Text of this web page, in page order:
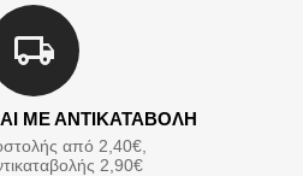
ΜΕ ΑΝΤΙΚΑΤΑΒΟΛΗ
από 2,40€,
2,90€